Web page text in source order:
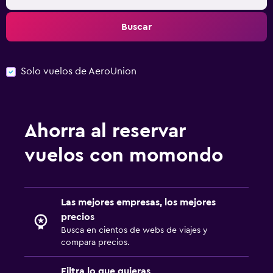
Buscar
Solo vuelos de AeroUnion
Ahorra al reservar
vuelos con momondo
Las mejores empresas, los mejores
precios
Busca en cientos de webs de viajes y
compara precios.
Filtra lo que quieras